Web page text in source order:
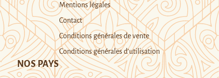
Mentions légales
Contact
Conditions générales de vente
Conditions générales d’utilisation
NOS PAYS